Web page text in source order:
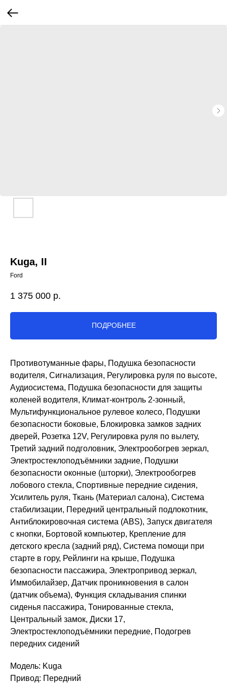
Kuga, II
Ford
1 375 000 р.
ПОДРОБНЕЕ
Противотуманные фары, Подушка безопасности
водителя, Сигнализация, Регулировка руля по высоте,
Аудиосистема, Подушка безопасности для защиты
коленей водителя, Климат-контроль 2-зонный,
Мультифункциональное рулевое колесо, Подушки
безопасности боковые, Блокировка замков задних
дверей, Розетка 12V, Регулировка руля по вылету,
Третий задний подголовник, Электрообогрев зеркал,
Электростеклоподъёмники задние, Подушки
безопасности оконные (шторки), Электрообогрев
лобового стекла, Спортивные передние сидения,
Усилитель руля, Ткань (Материал салона), Система
стабилизации, Передний центральный подлокотник,
Антиблокировочная система (ABS), Запуск двигателя
с кнопки, Бортовой компьютер, Крепление для
детского кресла (задний ряд), Система помощи при
старте в гору, Рейлинги на крыше, Подушка
безопасности пассажира, Электропривод зеркал,
Иммобилайзер, Датчик проникновения в салон
(датчик объема), Функция складывания спинки
сиденья пассажира, Тонированные стекла,
Центральный замок, Диски 17,
Электростеклоподъёмники передние, Подогрев
передних сидений
Модель: Kuga
Привод: Передний